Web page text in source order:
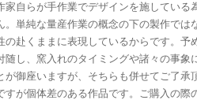
家自らが手作業でデザインを施している
。単純な量産作業の概念の下の製作では
の赴くままに表現しているからです。予
随し、窯入れのタイミングや諸々の事象
が御座いますが、そちらも併せてご了承
すが個体差のある作品です。ご購入の際